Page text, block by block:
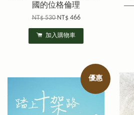
國的位格倫理
NT$ 530NT$ 466
加入購物車
優惠